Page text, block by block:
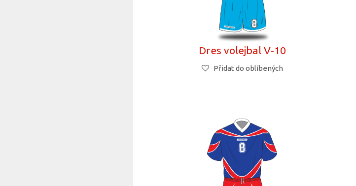
Dres volejbal V-10
Přidat do oblíbených